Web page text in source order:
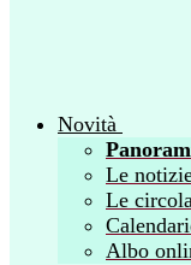
Novità
Le
Le
Albo